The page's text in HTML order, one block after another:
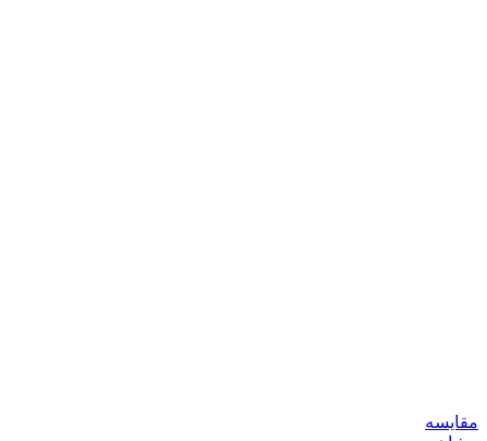
مقایسه